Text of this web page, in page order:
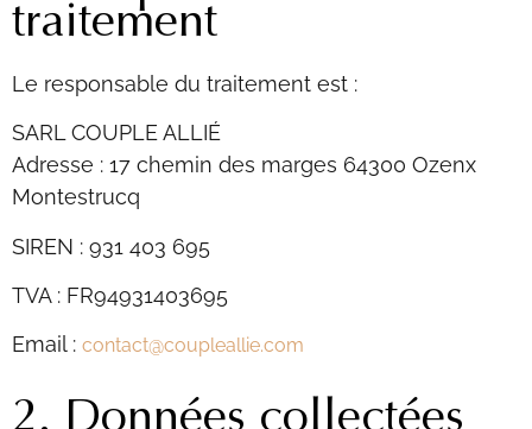
traitement
Le responsable du traitement est :
SARL COUPLE ALLIÉ
Adresse : 17 chemin des marges 64300 Ozenx
Montestrucq
SIREN : 931 403 695
TVA : FR94931403695
Email : contact@coupleallie.com